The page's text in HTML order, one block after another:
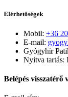
Elérhetőségek
Mobil: +36
E-mail:
Gyógyhír
Nyitva tartás:
Belépés visszatérő